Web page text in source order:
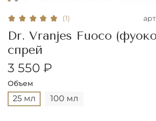
(1)
Dr. Vranjes Fuoco
спрей
3 550 ₽
Объем
25 мл 100 мл